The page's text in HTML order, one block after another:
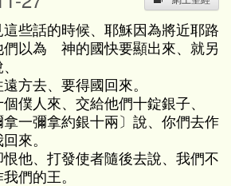
些話的時候、耶穌因為將近耶路
們以為 神的國快要顯出來、就另
方去、要得國回來。
僕人來、交給他們十錠銀子、
拿一彌拿約銀十兩〕說、你們去作
來。
他、打發使者隨後去說、我們不
們的王。